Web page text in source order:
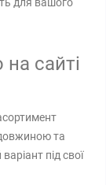
сайті
та
під свої